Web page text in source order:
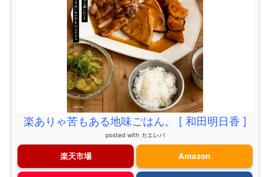
楽ありゃ苦もある地味ごはん。 [ 和田明日香 ]
posted with カエレバ
楽天市場 Amazon